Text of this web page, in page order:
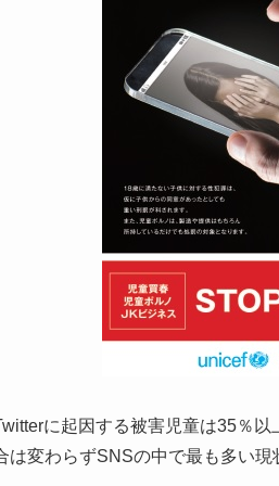
に起因する被害児童は35％
は変わらずSNSの中で最も多い現